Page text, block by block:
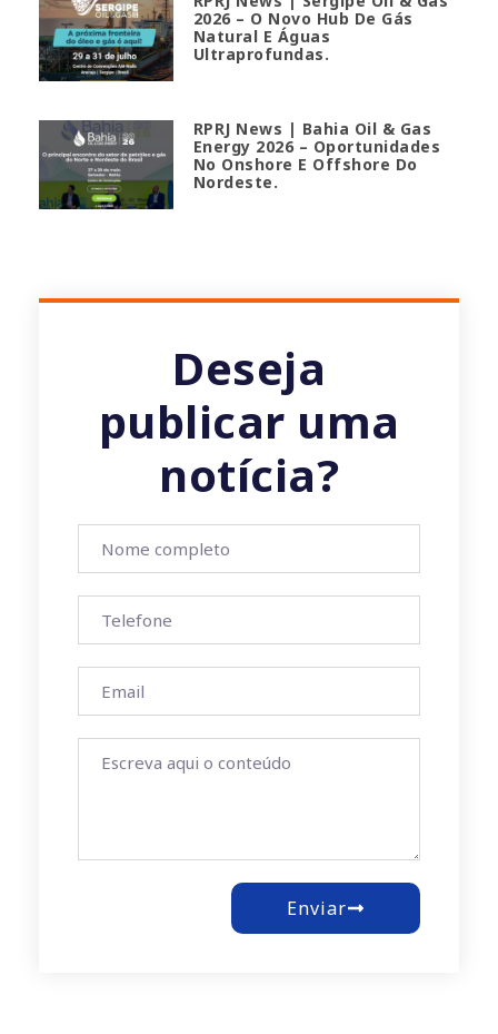
2026 – O Novo Hub De Gás
Natural E Águas
Ultraprofundas.
RPRJ News | Bahia Oil & Gas
Energy 2026 – Oportunidades
No Onshore E Offshore Do
Nordeste.
Deseja
publicar uma
notícia?
Enviar